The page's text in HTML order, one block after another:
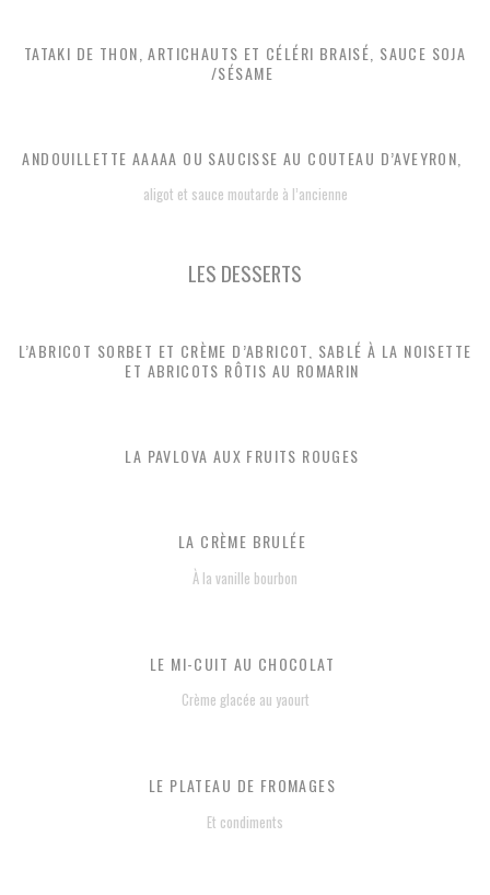
TATAKI DE THON, ARTICHAUTS ET CÉLÉRI BRAISÉ, SAUCE SOJA
/SÉSAME
ANDOUILLETTE AAAAA OU SAUCISSE AU COUTEAU D’AVEYRON,
aligot et sauce moutarde à l’ancienne
LES DESSERTS
L’ABRICOT SORBET ET CRÈME D’ABRICOT, SABLÉ À LA NOISETTE
ET ABRICOTS RÔTIS AU ROMARIN
LA PAVLOVA AUX FRUITS ROUGES
LA CRÈME BRULÉE
À la vanille bourbon
LE MI-CUIT AU CHOCOLAT
Crème glacée au yaourt
LE PLATEAU DE FROMAGES
Et condiments